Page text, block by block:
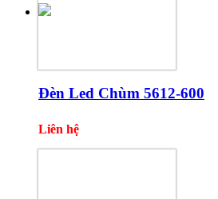
Đèn Led Chùm 5612-600
Liên hệ